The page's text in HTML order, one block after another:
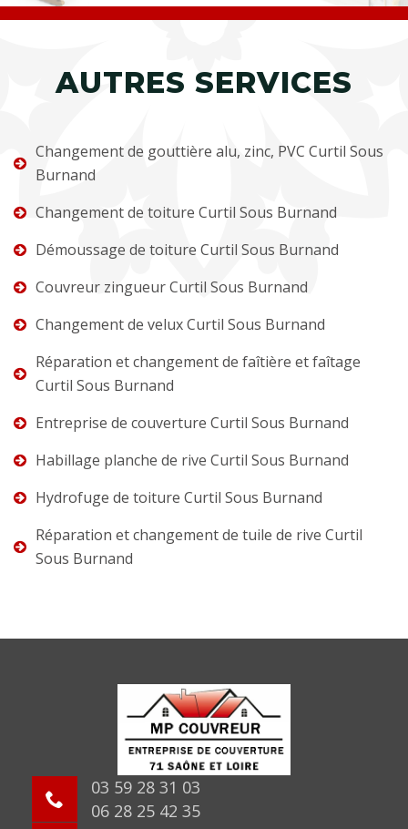
AUTRES SERVICES
Changement de gouttière alu, zinc, PVC Curtil Sous
Burnand
Changement de toiture Curtil Sous Burnand
Démoussage de toiture Curtil Sous Burnand
Couvreur zingueur Curtil Sous Burnand
Changement de velux Curtil Sous Burnand
Réparation et changement de faîtière et faîtage
Curtil Sous Burnand
Entreprise de couverture Curtil Sous Burnand
Habillage planche de rive Curtil Sous Burnand
Hydrofuge de toiture Curtil Sous Burnand
Réparation et changement de tuile de rive Curtil
Sous Burnand
03 59 28 31 03
06 28 25 42 35